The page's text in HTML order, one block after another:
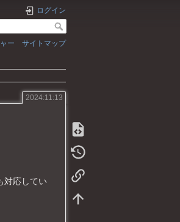
ログイン
ー サイトマップ
2024:11:13
対応してい